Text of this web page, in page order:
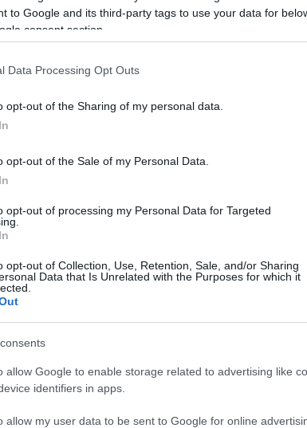
to Google and its third-party tags to use your data for
consent section.
Data Processing Opt Outs
opt-out of the Sharing of my personal data.
opt-out of the Sale of my Personal Data.
opt-out of processing my Personal Data for Targeted
opt-out of Collection, Use, Retention, Sale, and/or Sharing
Data that Is Unrelated with the Purposes for which it
allow Google to enable storage related to advertising like
identifiers in apps.
allow my user data to be sent to Google for online
ismeri a futballistát. A klub pedig szeretne
nem is kellene olyan mélyen a zsebébe
átigazolási díjat vizionálnak - igaz, ez
fenntartásokkal kezelni.
teljesítménye nem volt mindig egyformán
megmutatta, hogy ha minden klappol
a csapat játékához. Kristoffer
ő a jelenlegi keret legeredményesebb
számát is nézzük,
ebben a szezonban, így a Bajnokok
Kupáért pedig szerdán csap össze Szűcs
piac - hafolyamatosan frissülő
hogy egyetlen történésről sem maradsz le!